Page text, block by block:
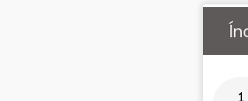
1